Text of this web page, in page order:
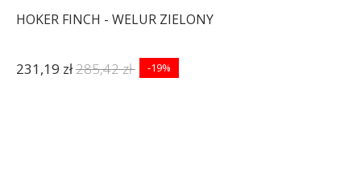
HOKER FINCH - WELUR ZIELONY
231,19 zł285,42 zł -19%